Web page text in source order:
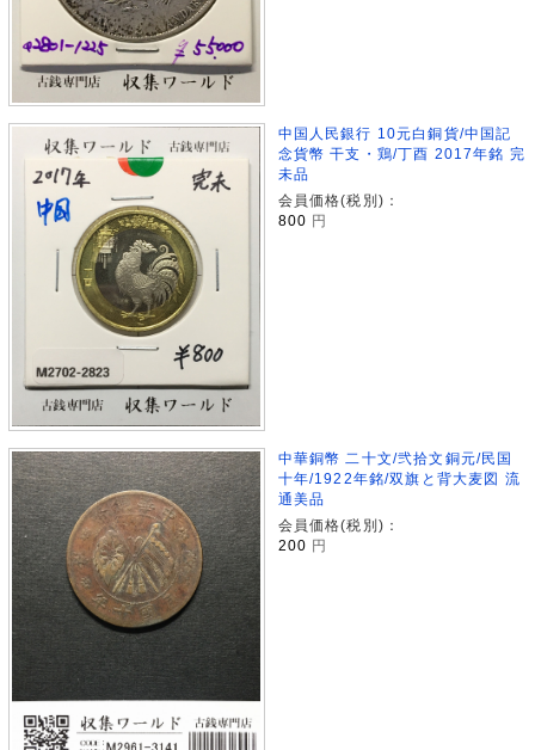
中国人民銀行 10元白銅貨/中国記
念貨幣 干支・鶏/丁酉 2017年銘 完
未品
会員価格(税別)：
800 円
中華銅幣 二十文/弐拾文銅元/民国
十年/1922年銘/双旗と背大麦図 流
通美品
会員価格(税別)：
200 円